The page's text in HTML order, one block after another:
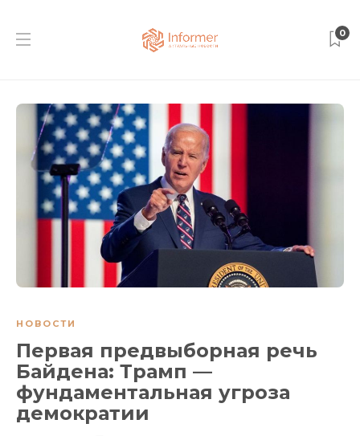
0
НОВОСТИ
Первая предвыборная речь
Байдена: Трамп —
фундаментальная угроза
демократии